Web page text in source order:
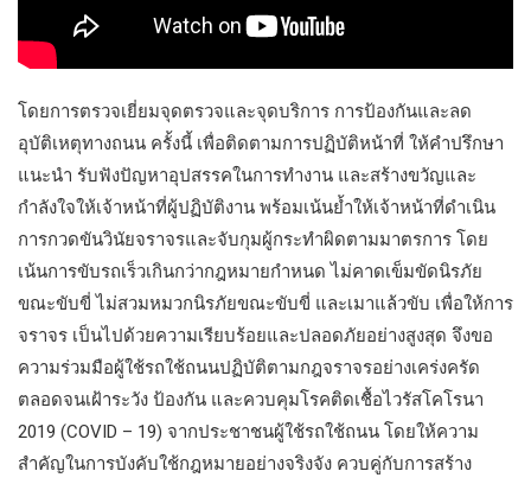
โดยการตรวจเยี่ยมจุดตรวจและจุดบริการ การป้องกันและลด
อุบัติเหตุทางถนน ครั้งนี้ เพื่อติดตามการปฏิบัติหน้าที่ ให้คำปรึกษา
แนะนำ รับฟังปัญหาอุปสรรคในการทำงาน และสร้างขวัญและ
กำลังใจให้เจ้าหน้าที่ผู้ปฏิบัติงาน พร้อมเน้นย้ำให้เจ้าหน้าที่ดำเนิน
การกวดขันวินัยจราจรและจับกุมผู้กระทำผิดตามมาตรการ โดย
เน้นการขับรถเร็วเกินกว่ากฎหมายกำหนด ไม่คาดเข็มขัดนิรภัย
ขณะขับขี่ ไม่สวมหมวกนิรภัยขณะขับขี่ และเมาแล้วขับ เพื่อให้การ
จราจร เป็นไปด้วยความเรียบร้อยและปลอดภัยอย่างสูงสุด จึงขอ
ความร่วมมือผู้ใช้รถใช้ถนนปฏิบัติตามกฎจราจรอย่างเคร่งครัด
ตลอดจนเฝ้าระวัง ป้องกัน และควบคุมโรคติดเชื้อไวรัสโคโรนา
2019 (COVID – 19) จากประชาชนผู้ใช้รถใช้ถนน โดยให้ความ
สำคัญในการบังคับใช้กฎหมายอย่างจริงจัง ควบคู่กับการสร้าง